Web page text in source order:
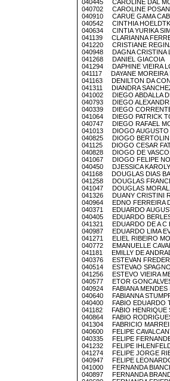
040445 CAROLINE DAL
040702 CAROLINE
040910 CARUE GAMA
040542 CINTHIA
040634 CINTIA YURIKA
041139 CLARIANNA
041220 CRISTIANE
040948 DAGNA CRISTINA
041268 DANIEL GIACOIA
041294 DAPHINE VIEIRA
041117 DAYANE MOREIRA
041163 DENILTON DA
041311 DIANDRA
041002 DIEGO ABDALLA
040793 DIEGO
040339 DIEGO
041064 DIEGO PATRICK
040747 DIEGO RAFAEL
041013 DIOGO AUGUSTO
040825 DIOGO BERTOLINI
041125 DIOGO CESAR
040828 DIOGO DE
041067 DIOGO FELIPE
040450 DJESSICA
041168 DOUGLAS DIAS
041258 DOUGLAS
041047 DOUGLAS
041326 DUANY CRISTINI
040964 EDNO FERREIRA
040371 EDUARDO
040405 EDUARDO
041321 EDUARDO DE A C
040987 EDUARDO LIMA
041271 ELIEL RIBEIRO
040772 EMANUELLE
041181 EMILLY DE
040376 ESTEVAN
040514 ESTEVAO
041256 ESTEVO VIEIRA
040577 ETOR
040924 FABIANA MENDES
040640 FABIANNA
040400 FABIO EDUARDO
041182 FABIO HENRIQUE
040864 FABIO
041304 FABRICIO
040600 FELIPE
040335 FELIPE
041232 FELIPE
041274 FELIPE JORGE
040947 FELIPE
041000 FERNANDA
040897 FERNANDA